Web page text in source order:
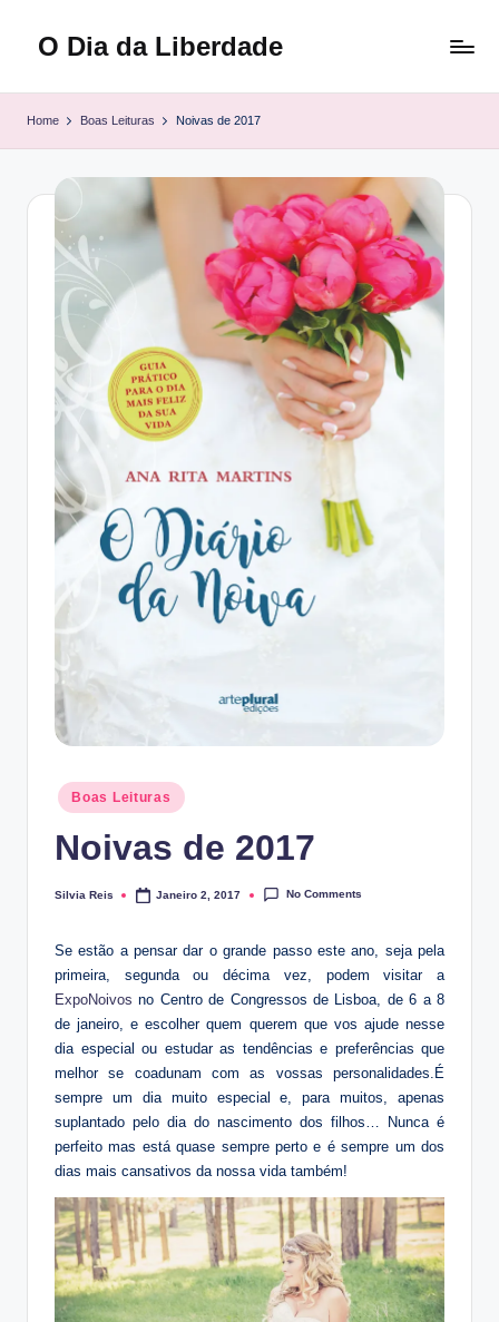
O Dia da Liberdade
Home Boas Leituras Noivas de 2017
PostedBoas Leituras
Noivas de 2017
Posted
Silvia Reis Janeiro 2, 2017 No Comments
Se estão a pensar dar o grande passo este ano, seja pela
primeira, segunda ou décima vez, podem visitar a
ExpoNoivosno Centro de Congressos de Lisboa, de 6 a 8
de janeiro, e escolher quem querem que vos ajude nesse
dia especial ou estudar as tendências e preferências que
melhor se coadunam com as vossas personalidades.É
sempre um dia muito especial e, para muitos, apenas
suplantado pelo dia do nascimento dos filhos… Nunca é
perfeito mas está quase sempre perto e é sempre um dos
dias mais cansativos da nossa vida também!